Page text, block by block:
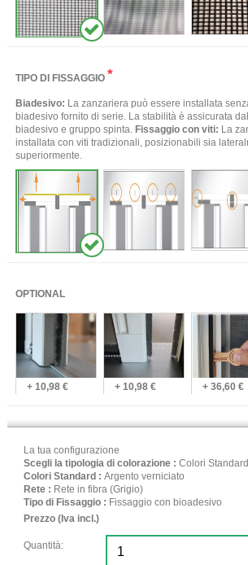
TIPO DI FISSAGGIO *
Biadesivo: La zanzariera può essere installata
biadesivo fornito di serie. La stabilità è assicurata
biadesivo e gruppo spinta. Fissaggio con viti: La
installata con viti tradizionali, posizionabili sia
superiormente.
OPTIONAL
+ 10,98 € + 10,98 € + 36,60 €
La tua configurazione
Scegli la tipologia di colorazione : Colori Standard
Colori Standard : Argento verniciato
Rete : Rete in fibra (Grigio)
Tipo di Fissaggio : Fissaggio con bioadesivo
Prezzo (Iva incl.)
Quantità: